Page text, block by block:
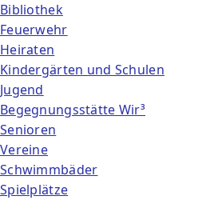
Bibliothek
Feuerwehr
Heiraten
Kindergärten und Schulen
Jugend
Begegnungsstätte Wir³
Senioren
Vereine
Schwimmbäder
Spielplätze